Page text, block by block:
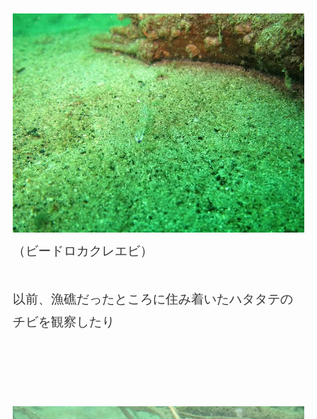
（ビードロカクレエビ）
以前、漁礁だったところに住み着いたハタタテの
チビを観察したり